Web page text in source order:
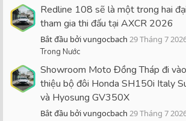
Redline 108 sẽ là một trong hai
tham gia thi đấu tại AXCR 2026
Bắt đầu bởi vungocbach 29 Tháng 7
Trong Nước
Showroom Moto Đồng Tháp đi
thiệu bộ đôi Honda SH150i Italy
và Hyosung GV350X
Bắt đầu bởi vungocbach 29 Tháng 7